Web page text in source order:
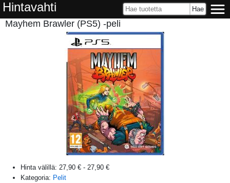
Hintavahti
Mayhem Brawler (PS5) -peli
Hinta välillä: 27,90 € - 27,90 €
Kategoria: Pelit